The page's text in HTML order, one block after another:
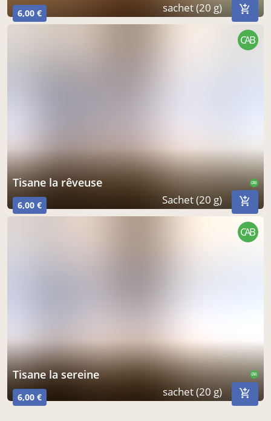
6,00 € sachet (20 g)
tisane la rêveuse CAB
6,00 € Sachet (20 g)
CAB
tisane la sereine CAB
6,00 € sachet (20 g)
CAB